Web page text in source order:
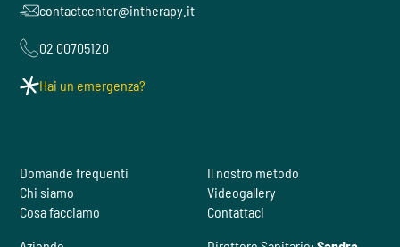
contactcenter@intherapy.it
02 00705120
Hai un emergenza?
Domande frequenti
Chi siamo
Cosa facciamo
Il nostro metodo
Videogallery
Contattaci